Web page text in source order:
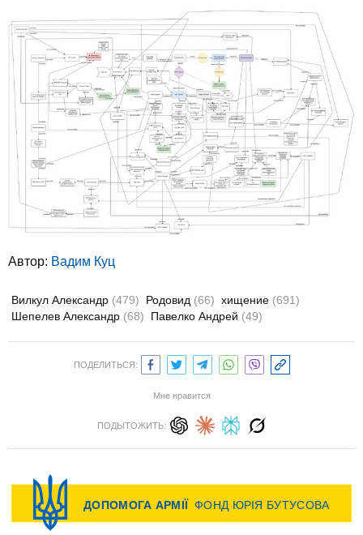
Автор: Вадим Куц
Вилкул Александр (479) Родовид (66) хищение (691)
Шепелев Александр (68) Павелко Андрей (49)
ПОДЕЛИТЬСЯ:
Мне нравится
ПОДЫТОЖИТЬ: